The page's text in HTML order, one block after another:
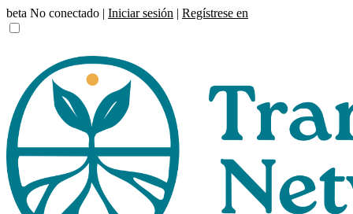
beta No conectado | Iniciar sesión | Regístrese en